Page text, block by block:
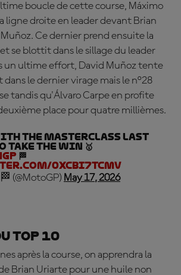
boucle de cette course, Máximo
ligne droite en leader devant Brian
Ce dernier prend ensuite la
se blottit dans le sillage du leader
un ultime effort, David Muñoz tente
le dernier virage mais le n°28
tandis qu'Álvaro Carpe en profite
place pour quatre millièmes.
THE MASTERCLASS LAST
TAKE THE WIN 🥇
🏁
0xCbi7tCmV
(@MotoGP) May 17, 2026
top 10
après la course, on apprendra la
Brian Uriarte pour une huile non